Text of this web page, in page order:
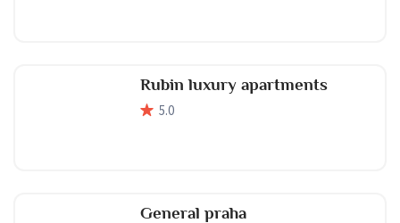
Rubin luxury apartments
5.0
General praha